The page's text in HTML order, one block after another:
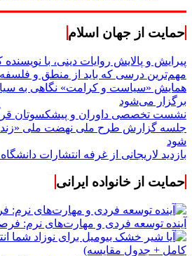
حمایت از جهان اسلام
پیرایش و پالایش روایات دینی، با
مهم‌ترین درسی که باید از منطق و
همایش «سیاست و کرامت» نگاهی به
برگزار می‌شود
نشست تخصصی داوران و پیشکسوتان
جلسه گزارش طرح ملی نهضت ملی
شود
بازدید لاریجانی از غرفه انتشارات
حمایت از خانواده ایرانی
آینده توسعه فردی و مهارت‌های نرم: